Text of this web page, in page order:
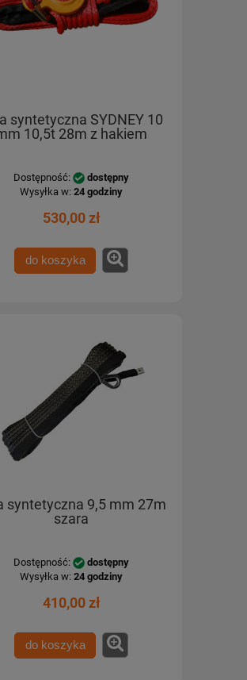
syntetyczna SYDNEY 10
10,5t 28m z hakiem
Dostępność:
dostępny
Wysyłka w: 24 godziny
530,00 zł
do koszyka
syntetyczna 9,5 mm 27m
szara
Dostępność:
dostępny
Wysyłka w: 24 godziny
410,00 zł
do koszyka